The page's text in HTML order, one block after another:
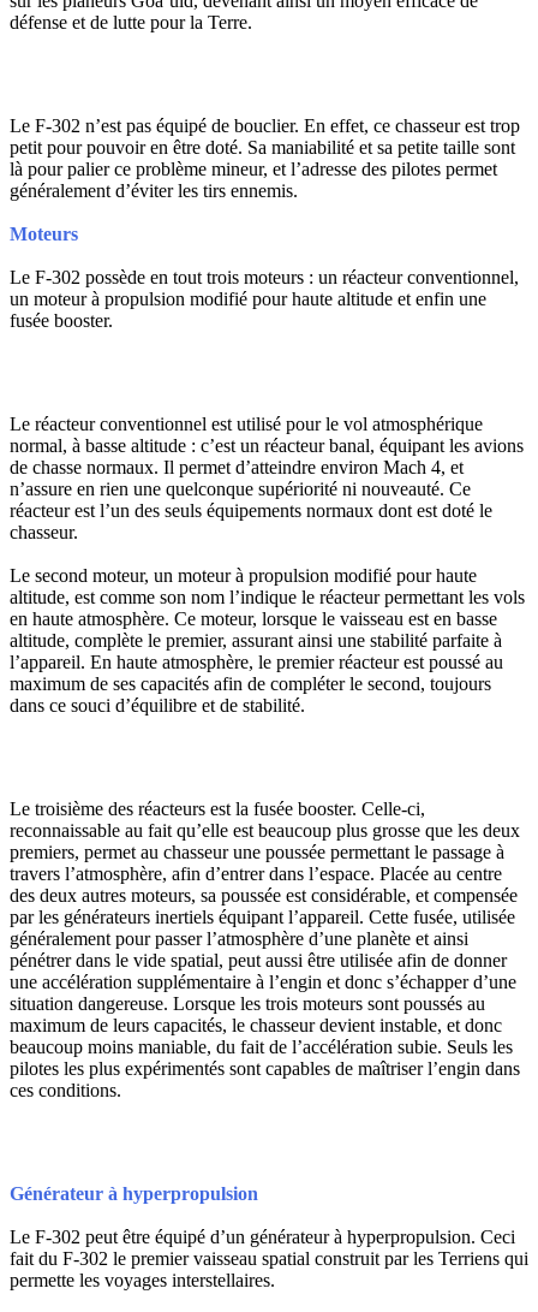
défense et de lutte pour la Terre.
Le F-302 n’est pas équipé de bouclier. En effet, ce chasseur est trop
petit pour pouvoir en être doté. Sa maniabilité et sa petite taille sont
là pour palier ce problème mineur, et l’adresse des pilotes permet
généralement d’éviter les tirs ennemis.
Moteurs
Le F-302 possède en tout trois moteurs : un réacteur conventionnel,
un moteur à propulsion modifié pour haute altitude et enfin une
fusée booster.
Le réacteur conventionnel est utilisé pour le vol atmosphérique
normal, à basse altitude : c’est un réacteur banal, équipant les avions
de chasse normaux. Il permet d’atteindre environ Mach 4, et
n’assure en rien une quelconque supériorité ni nouveauté. Ce
réacteur est l’un des seuls équipements normaux dont est doté le
chasseur.
Le second moteur, un moteur à propulsion modifié pour haute
altitude, est comme son nom l’indique le réacteur permettant les vols
en haute atmosphère. Ce moteur, lorsque le vaisseau est en basse
altitude, complète le premier, assurant ainsi une stabilité parfaite à
l’appareil. En haute atmosphère, le premier réacteur est poussé au
maximum de ses capacités afin de compléter le second, toujours
dans ce souci d’équilibre et de stabilité.
Le troisième des réacteurs est la fusée booster. Celle-ci,
reconnaissable au fait qu’elle est beaucoup plus grosse que les deux
premiers, permet au chasseur une poussée permettant le passage à
travers l’atmosphère, afin d’entrer dans l’espace. Placée au centre
des deux autres moteurs, sa poussée est considérable, et compensée
par les générateurs inertiels équipant l’appareil. Cette fusée, utilisée
généralement pour passer l’atmosphère d’une planète et ainsi
pénétrer dans le vide spatial, peut aussi être utilisée afin de donner
une accélération supplémentaire à l’engin et donc s’échapper d’une
situation dangereuse. Lorsque les trois moteurs sont poussés au
maximum de leurs capacités, le chasseur devient instable, et donc
beaucoup moins maniable, du fait de l’accélération subie. Seuls les
pilotes les plus expérimentés sont capables de maîtriser l’engin dans
ces conditions.
Générateur à hyperpropulsion
Le F-302 peut être équipé d’un générateur à hyperpropulsion. Ceci
fait du F-302 le premier vaisseau spatial construit par les Terriens qui
permette les voyages interstellaires.